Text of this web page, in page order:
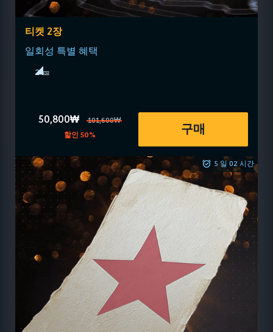
티켓 2장
일회성 특별 혜택
2 🎫
50,800₩
101,600₩
할인 50%
구매
5 일 02 시간